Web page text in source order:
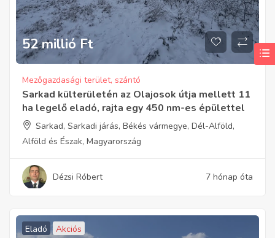
52 millió Ft
Mezőgazdasági terület, szántó
Sarkad külterületén az Olajosok útja mellett 11
ha legelő eladó, rajta egy 450 nm-es épülettel
Sarkad, Sarkadi járás, Békés vármegye, Dél-Alföld,
Alföld és Észak, Magyarország
Dézsi Róbert 7 hónap óta
Eladó Akciós